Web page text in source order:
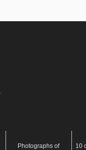
Photographs of
10